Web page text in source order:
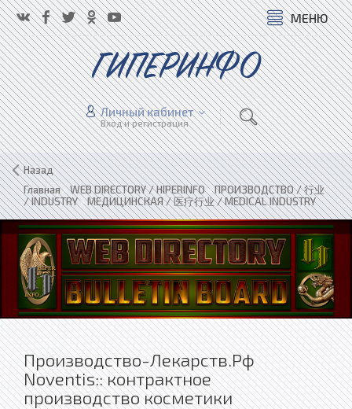
МЕНЮ
ГИПЕРИНФО
Личный кабинет
Вход и регистрация
Назад
Главная»WEB DIRECTORY / HIPERINFO»ПРОИЗВОДСТВО / 行业
/ INDUSTRY»МЕДИЦИНСКАЯ / 医疗行业 / MEDICAL INDUSTRY
Производство-Лекарств.Рф
Noventis:: контрактное
производство косметики